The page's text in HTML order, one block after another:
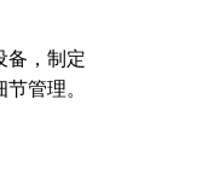
备，制定
管理。